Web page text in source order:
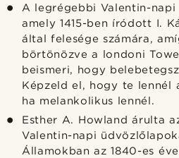
A legrégebbi Valentin-
amely 1415-ben íródott I.
által felesége számára,
börtönözve a londoni
beismeri, hogy
Képzeld el, hogy te lennél
ha melankolikus lennél.
Esther A. Howland árulta
Valentin-napi
Államokban az 1840-es